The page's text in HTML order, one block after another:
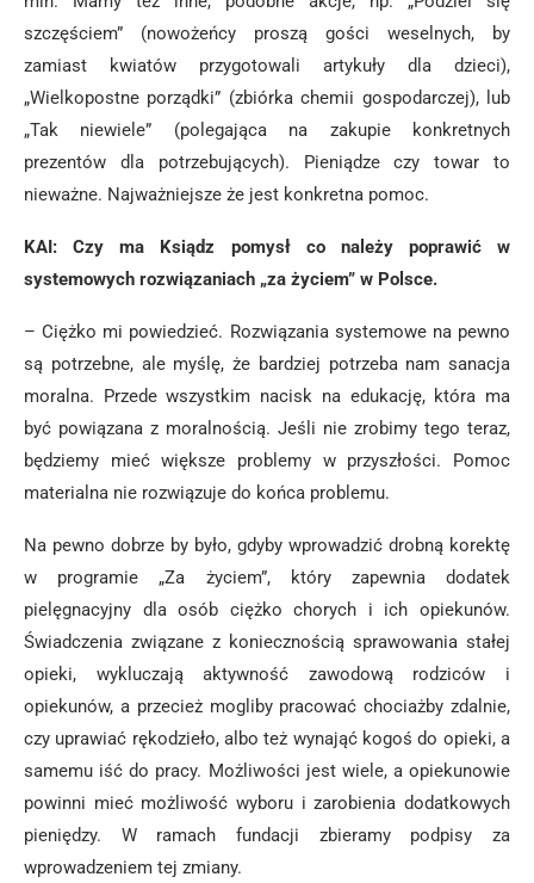
szczęściem” (nowożeńcy proszą gości weselnych, by
zamiast kwiatów przygotowali artykuły dla dzieci),
„Wielkopostne porządki” (zbiórka chemii gospodarczej), lub
„Tak niewiele” (polegająca na zakupie konkretnych
prezentów dla potrzebujących). Pieniądze czy towar to
nieważne. Najważniejsze że jest konkretna pomoc.
KAI: Czy ma Ksiądz pomysł co należy poprawić w
systemowych rozwiązaniach „za życiem” w Polsce.
– Ciężko mi powiedzieć. Rozwiązania systemowe na pewno
są potrzebne, ale myślę, że bardziej potrzeba nam sanacja
moralna. Przede wszystkim nacisk na edukację, która ma
być powiązana z moralnością. Jeśli nie zrobimy tego teraz,
będziemy mieć większe problemy w przyszłości. Pomoc
materialna nie rozwiązuje do końca problemu.
Na pewno dobrze by było, gdyby wprowadzić drobną korektę
w programie „Za życiem”, który zapewnia dodatek
pielęgnacyjny dla osób ciężko chorych i ich opiekunów.
Świadczenia związane z koniecznością sprawowania stałej
opieki, wykluczają aktywność zawodową rodziców i
opiekunów, a przecież mogliby pracować chociażby zdalnie,
czy uprawiać rękodzieło, albo też wynająć kogoś do opieki, a
samemu iść do pracy. Możliwości jest wiele, a opiekunowie
powinni mieć możliwość wyboru i zarobienia dodatkowych
pieniędzy. W ramach fundacji zbieramy podpisy za
wprowadzeniem tej zmiany.